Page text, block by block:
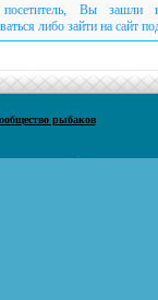
Вы зашли
либо зайти на сайт
рыбаков